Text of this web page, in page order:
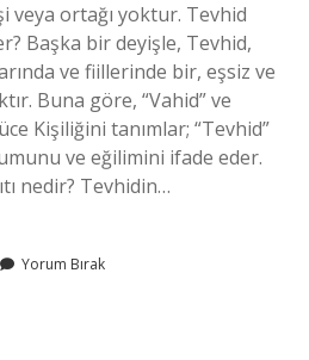
veya ortağı yoktur. Tevhid
Başka bir deyişle, Tevhid,
ve fiillerinde bir, eşsiz ve
Buna göre, “Vahid” ve
Kişiliğini tanımlar; “Tevhid”
ve eğilimini ifade eder.
nedir? Tevhidin…
Yorum Bırak